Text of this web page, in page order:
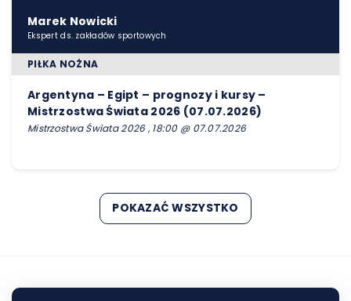
Marek Nowicki
Ekspert ds. zakładów sportowych
PIŁKA NOŻNA
Argentyna – Egipt – prognozy i kursy –
Mistrzostwa Świata 2026 (07.07.2026)
Mistrzostwa Świata 2026 , 18:00 @ 07.07.2026
POKAZAĆ WSZYSTKO